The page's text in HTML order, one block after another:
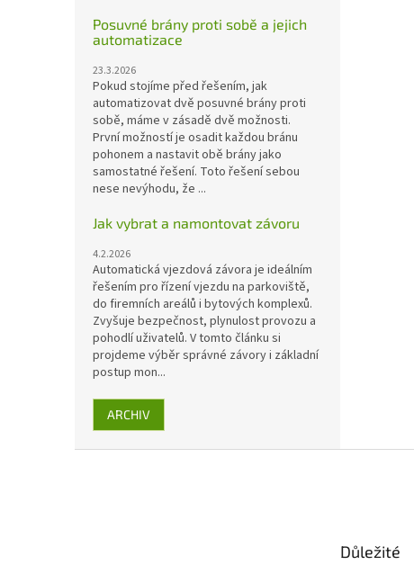
Posuvné brány proti sobě a jejich
automatizace
23.3.2026
Pokud stojíme před řešením, jak
automatizovat dvě posuvné brány proti
sobě, máme v zásadě dvě možnosti.
První možností je osadit každou bránu
pohonem a nastavit obě brány jako
samostatné řešení. Toto řešení sebou
nese nevýhodu, že ...
Jak vybrat a namontovat závoru
4.2.2026
Automatická vjezdová závora je ideálním
řešením pro řízení vjezdu na parkoviště,
do firemních areálů i bytových komplexů.
Zvyšuje bezpečnost, plynulost provozu a
pohodlí uživatelů. V tomto článku si
projdeme výběr správné závory i základní
postup mon...
ARCHIV
Důležité